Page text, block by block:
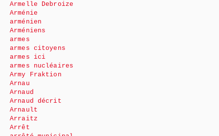
Armelle Debroize
Arménie
arménien
Arméniens
armes
armes citoyens
armes ici
armes nucléaires
Army Fraktion
Arnau
Arnaud
Arnaud décrit
Arnault
Arraitz
Arrêt